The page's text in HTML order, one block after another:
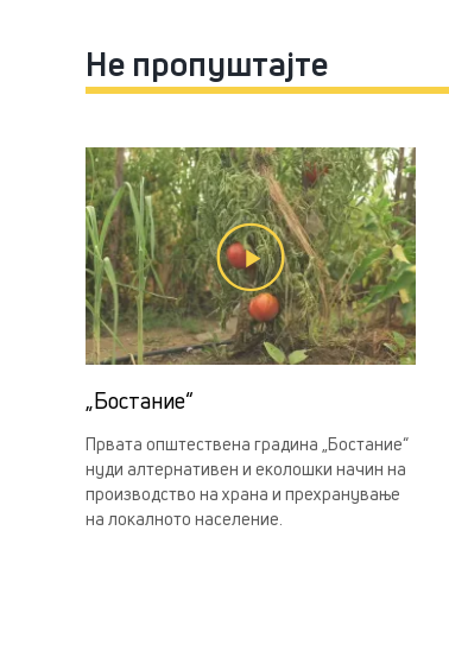
Не пропуштајте
„Бостание“
Првата општествена градина „Бостание“
нуди алтернативен и еколошки начин на
производство на храна и прехранување
на локалното население.